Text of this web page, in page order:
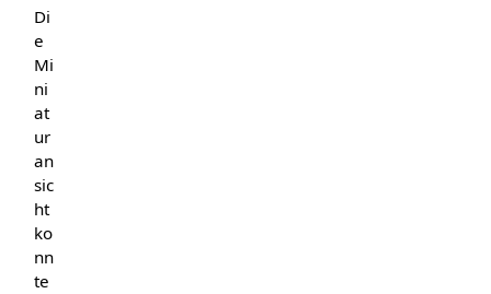
Di
e
Mi
ni
at
ur
an
sic
ht
ko
nn
te